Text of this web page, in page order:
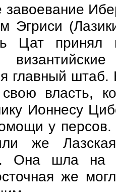
завоевание
Эгриси
Цат принял
главный штаб.
власть,
Ионнесу
у
же
Она шла на
же